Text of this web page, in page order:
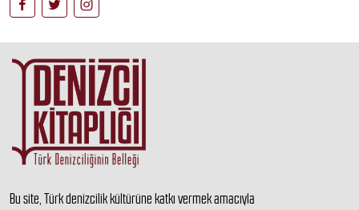
Bu site, Türk denizcilik kültürüne katkı vermek amacıyla